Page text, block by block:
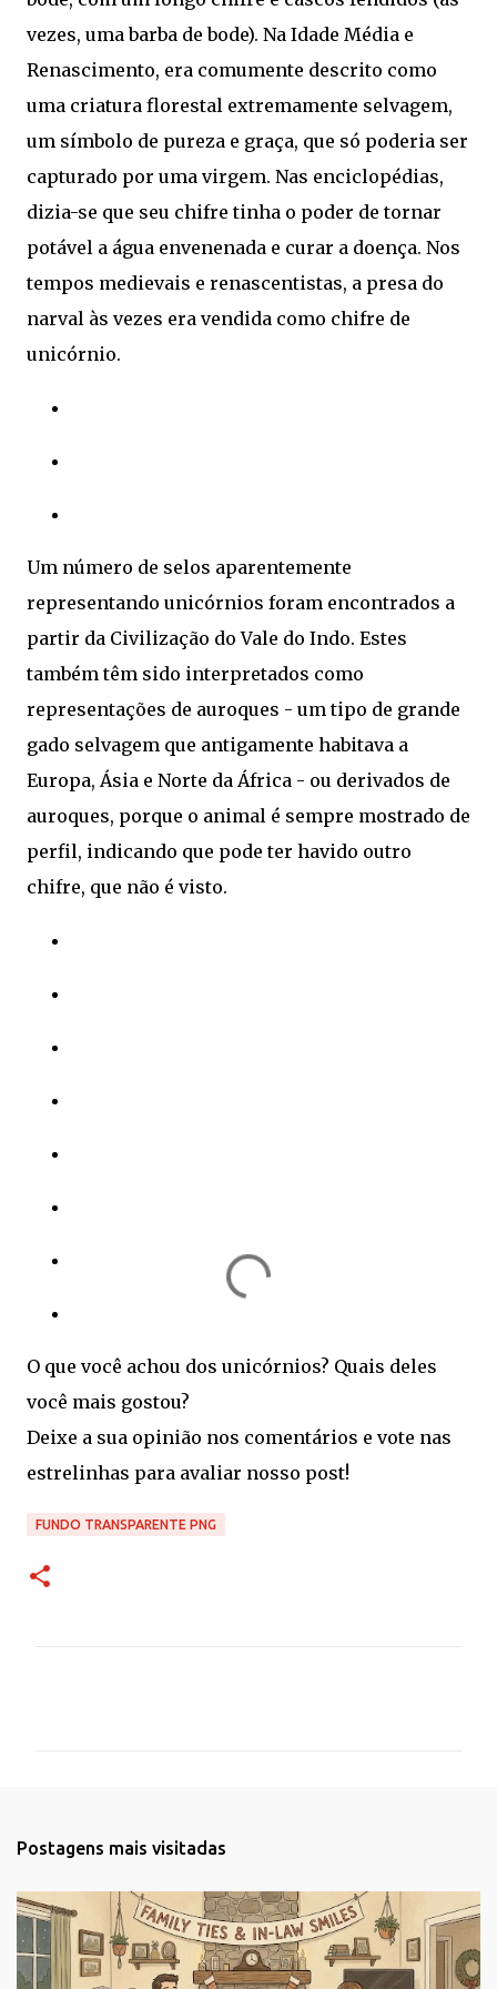
vezes, uma barba de bode). Na Idade Média e
Renascimento, era comumente descrito como
uma criatura florestal extremamente selvagem,
um símbolo de pureza e graça, que só poderia ser
capturado por uma virgem. Nas enciclopédias,
dizia-se que seu chifre tinha o poder de tornar
potável a água envenenada e curar a doença. Nos
tempos medievais e renascentistas, a presa do
narval às vezes era vendida como chifre de
unicórnio.
Um número de selos aparentemente
representando unicórnios foram encontrados a
partir da Civilização do Vale do Indo. Estes
também têm sido interpretados como
representações de auroques - um tipo de grande
gado selvagem que antigamente habitava a
Europa, Ásia e Norte da África - ou derivados de
auroques, porque o animal é sempre mostrado de
perfil, indicando que pode ter havido outro
chifre, que não é visto.
O que você achou dos unicórnios? Quais deles
você mais gostou?
Deixe a sua opinião nos comentários e vote nas
estrelinhas para avaliar nosso post!
FUNDO TRANSPARENTE PNG
r
i
o
Postagens mais visitadas